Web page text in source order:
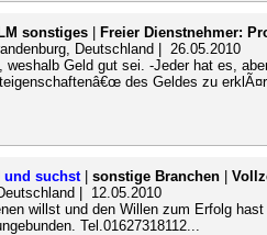
sonstiges
Freier Dienstnehmer:
Deutschland | 26.05.2010
weshalb Geld gut sei. -Jeder hat es,
des Geldes zu
und suchst| sonstige Branchen
| 12.05.2010
willst und den Willen zum Erfolg
Tel.01627318112...